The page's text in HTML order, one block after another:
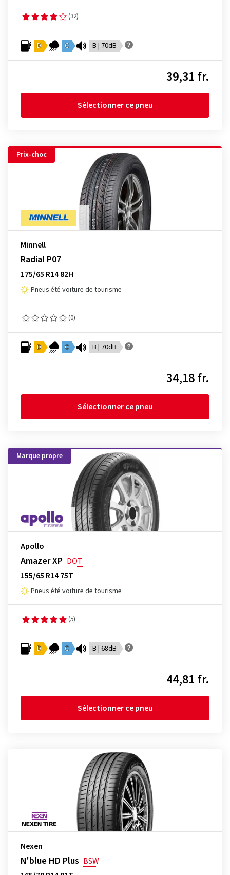
(32)
D C B | 70dB
39,31 fr.
Sélectionner ce pneu
Prix-choc
Minnell
Radial P07
175/65 R14 82H
Pneus été voiture de tourisme
(0)
D C B | 70dB
34,18 fr.
Sélectionner ce pneu
Marque propre
Apollo
Amazer XP DOT
155/65 R14 75T
Pneus été voiture de tourisme
(5)
D C B | 68dB
44,81 fr.
Sélectionner ce pneu
Nexen
N'blue HD Plus BSW